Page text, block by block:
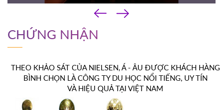
‹
›
CHỨNG NHẬN
THEO KHẢO SÁT CỦA NIELSEN, Á - ÂU ĐƯỢC KHÁCH HÀNG
BÌNH CHỌN LÀ CÔNG TY DU HỌC NỔI TIẾNG, UY TÍN
VÀ HIỆU QUẢ TẠI VIỆT NAM